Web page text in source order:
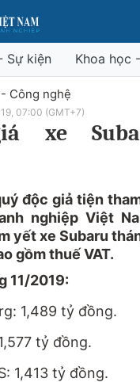
Sự kiện Khoa học
Công nghệ
07:00 (GMT+7)
xe
độc giả tiện
nghiệp Việt
yết xe Subaru
gồm thuế VAT.
11/2019:
1,489 tỷ đồng.
tỷ đồng.
1,413 tỷ đồng.